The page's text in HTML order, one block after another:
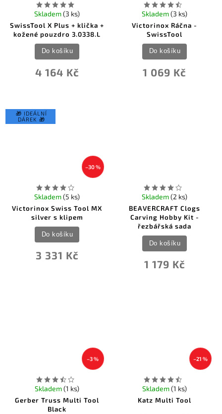
SwissTool X Plus + klička +
kožené pouzdro 3.0338.L
Skladem(3 ks)
4 164 Kč
Do košíku
Victorinox Ráčna -
SwissTool
Skladem(3 ks)
1 069 Kč
Do košíku
🎁 IDEÁLNÍ
DÁREK 🎁
–30 %
Victorinox Swiss Tool MX
silver s klipem
Skladem(5 ks)
3 331 Kč
Do košíku
BEAVERCRAFT Clogs
Carving Hobby Kit -
řezbářská sada
Skladem(2 ks)
1 179 Kč
Do košíku
–3 %
Gerber Truss Multi Tool
Black
Skladem(1 ks)
–21 %
Katz Multi Tool
Skladem(1 ks)